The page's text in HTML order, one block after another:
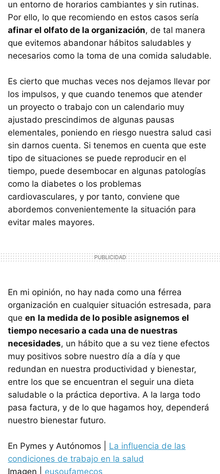
un entorno de horarios cambiantes y sin rutinas.
Por ello, lo que recomiendo en estos casos sería
afinar el olfato de la organización, de tal manera
que evitemos abandonar hábitos saludables y
necesarios como la toma de una comida saludable.
Es cierto que muchas veces nos dejamos llevar por
los impulsos, y que cuando tenemos que atender
un proyecto o trabajo con un calendario muy
ajustado prescindimos de algunas pausas
elementales, poniendo en riesgo nuestra salud casi
sin darnos cuenta. Si tenemos en cuenta que este
tipo de situaciones se puede reproducir en el
tiempo, puede desembocar en algunas patologías
como la diabetes o los problemas
cardiovasculares, y por tanto, conviene que
abordemos convenientemente la situación para
evitar males mayores.
En mi opinión, no hay nada como una férrea
organización en cualquier situación estresada, para
que en la medida de lo posible asignemos el
tiempo necesario a cada una de nuestras
necesidades, un hábito que a su vez tiene efectos
muy positivos sobre nuestro día a día y que
redundan en nuestra productividad y bienestar,
entre los que se encuentran el seguir una dieta
saludable o la práctica deportiva. A la larga todo
pasa factura, y de lo que hagamos hoy, dependerá
nuestro bienestar futuro.
En Pymes y Autónomos | La influencia de las
condiciones de trabajo en la salud
Imagen | eusoufamecos